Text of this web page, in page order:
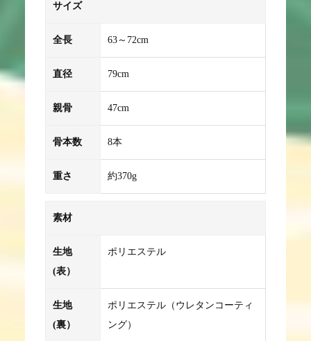
サイズ
全長 63～72cm
直径 79cm
親骨 47cm
骨本数 8本
重さ 約370g
素材
生地
(表）
ポリエステル
生地
(裏）
ポリエステル（ウレタンコーティ
ング）